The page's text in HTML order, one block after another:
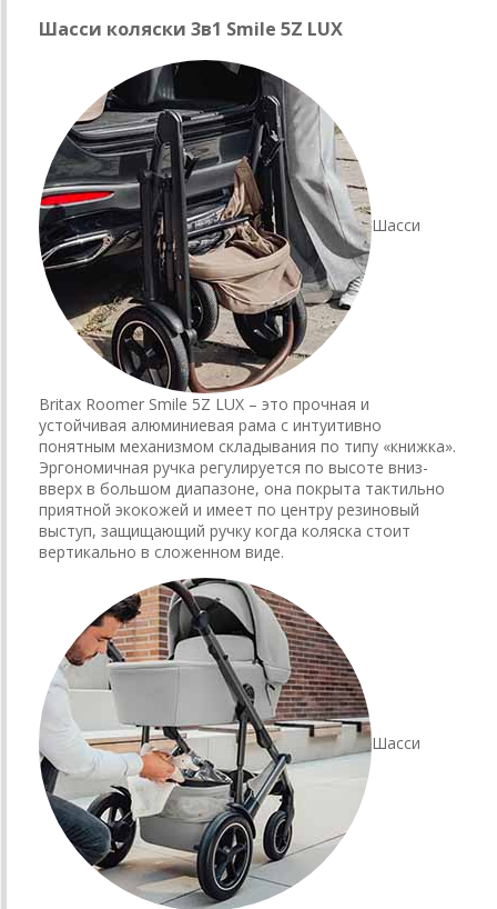
Шасси коляски 3в1 Smile 5Z LUX
Шасси
Britax Roomer Smile 5Z LUX – это прочная и
устойчивая алюминиевая рама с интуитивно
понятным механизмом складывания по типу «книжка».
Эргономичная ручка регулируется по высоте вниз-
вверх в большом диапазоне, она покрыта тактильно
приятной экокожей и имеет по центру резиновый
выступ, защищающий ручку когда коляска стоит
вертикально в сложенном виде.
Шасси